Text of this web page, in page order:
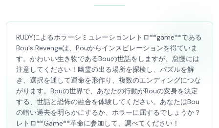
RUDYによるホラーシミュレーションレトロ**game**である
Bou's Revengeは、Pouからインスピレーションを得ていま
す。かわいい生き物であるBouの世話をしますが、怠慢には
注意してください！幽霊の出る場所を探検し、パズルを解
き、選択を通して運命を形作り、複数のエンディングにつな
がります。Bouの世界で、あなたの行動がBouの変身を決定
する、世話と恐怖の融合を体験してください。あなたはBou
の暗い過去を明らかにするか、ホラーに屈するでしょうか？
レトロ**Game**革命に参加して、調べてください！